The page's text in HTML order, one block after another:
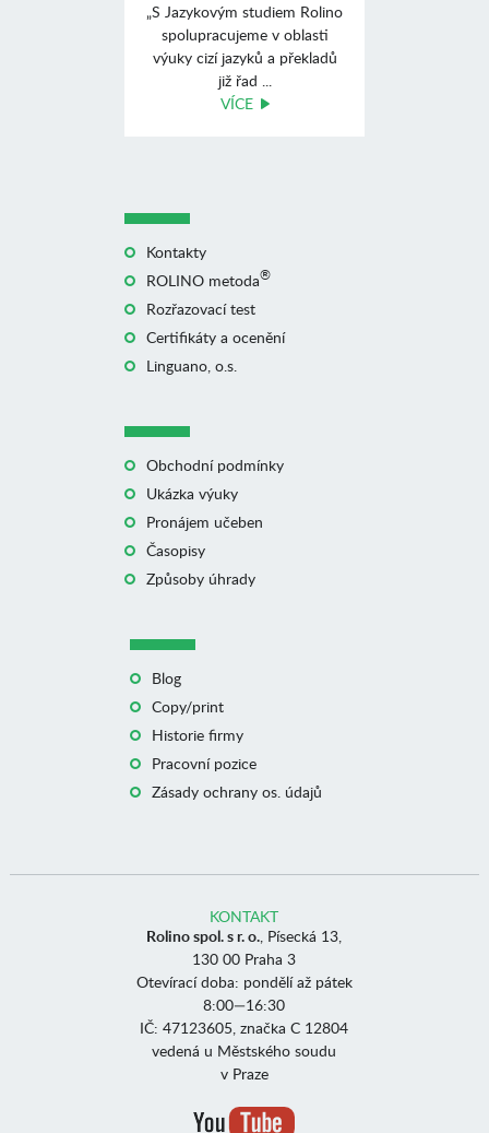
„S Jazykovým studiem Rolino
spolupracujeme v oblasti
výuky cizí jazyků a překladů
již řad ...
VÍCE
Kontakty
ROLINO metoda®
Rozřazovací test
Certifikáty a ocenění
Linguano, o.s.
Obchodní podmínky
Ukázka výuky
Pronájem učeben
Časopisy
Způsoby úhrady
Blog
Copy/print
Historie firmy
Pracovní pozice
Zásady ochrany os. údajů
KONTAKT
Rolino spol. s r. o., Písecká 13,
130 00 Praha 3
Otevírací doba: pondělí až pátek
8:00—16:30
IČ: 47123605, značka C 12804
vedená u Městského soudu
v Praze